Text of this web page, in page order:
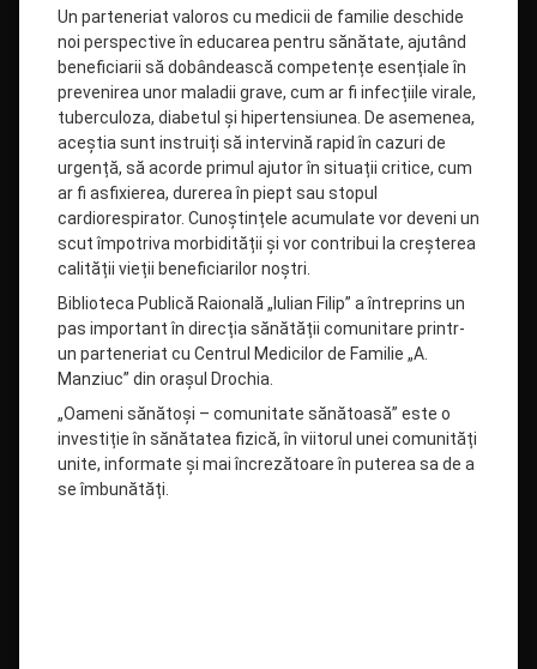
Un parteneriat valoros cu medicii de familie deschide
noi perspective în educarea pentru sănătate, ajutând
beneficiarii să dobândească competențe esențiale în
prevenirea unor maladii grave, cum ar fi infecțiile virale,
tuberculoza, diabetul și hipertensiunea. De asemenea,
aceștia sunt instruiți să intervină rapid în cazuri de
urgență, să acorde primul ajutor în situații critice, cum
ar fi asfixierea, durerea în piept sau stopul
cardiorespirator. Cunoștințele acumulate vor deveni un
scut împotriva morbidității și vor contribui la creșterea
calității vieții beneficiarilor noștri.
Biblioteca Publică Raională „Iulian Filip” a întreprins un
pas important în direcția sănătății comunitare printr-
un parteneriat cu Centrul Medicilor de Familie „A.
Manziuc” din orașul Drochia.
„Oameni sănătoși – comunitate sănătoasă” este o
investiție în sănătatea fizică, în viitorul unei comunități
unite, informate și mai încrezătoare în puterea sa de a
se îmbunătăți.